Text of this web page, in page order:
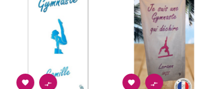
   